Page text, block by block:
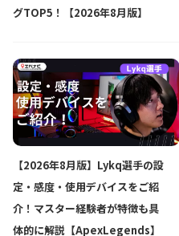
グTOP5！【2026年8月版】
【2026年8月版】Lykq選手の設
定・感度・使用デバイスをご紹
介！マスター経験者が特徴も具
体的に解説【ApexLegends】